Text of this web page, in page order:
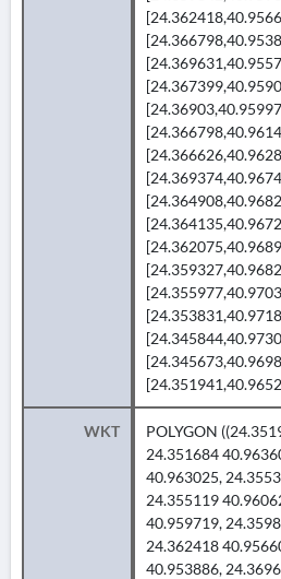
WKT
POLYGON
24.351684
40.963025,
24.355119
40.959719,
24.362418
40.953886,